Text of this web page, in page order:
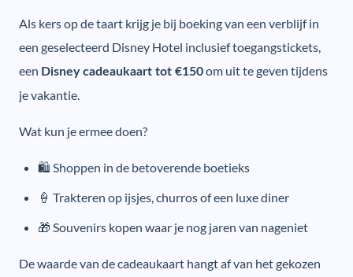
Als kers op de taart krijg je bij boeking van een verblijf in
een geselecteerd Disney Hotel inclusief toegangstickets,
een Disney cadeaukaart tot €150om uit te geven tijdens
je vakantie.
Wat kun je ermee doen?
🛍️ Shoppen in de betoverende boetieks
🍦 Trakteren op ijsjes, churros of een luxe diner
🎁 Souvenirs kopen waar je nog jaren van nageniet
De waarde van de cadeaukaart hangt af van het gekozen